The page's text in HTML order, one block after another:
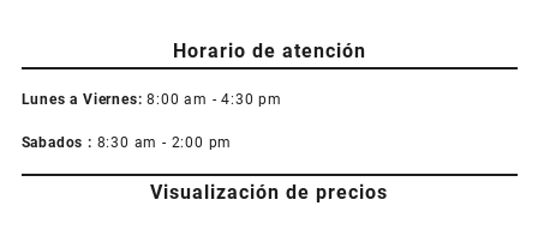
Horario de atención
Lunes a Viernes: 8:00 am - 4:30 pm
Sabados : 8:30 am - 2:00 pm
Visualización de precios